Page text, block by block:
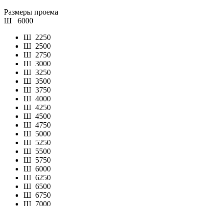
Размеры проема
Ш 6000
Ш 2250
Ш 2500
Ш 2750
Ш 3000
Ш 3250
Ш 3500
Ш 3750
Ш 4000
Ш 4250
Ш 4500
Ш 4750
Ш 5000
Ш 5250
Ш 5500
Ш 5750
Ш 6000
Ш 6250
Ш 6500
Ш 6750
Ш 7000